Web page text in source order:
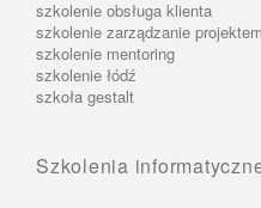
szkolenie obsługa klienta
szkolenie zarządzanie projektem
szkolenie mentoring
szkolenie łódź
szkoła gestalt
Szkolenia